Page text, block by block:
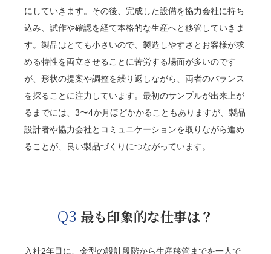
にしていきます。その後、完成した設備を協力会社に持ち
込み、試作や確認を経て本格的な生産へと移管していきま
す。製品はとても小さいので、製造しやすさとお客様が求
める特性を両立させることに苦労する場面が多いのです
が、形状の提案や調整を繰り返しながら、両者のバランス
を探ることに注力しています。最初のサンプルが出来上が
るまでには、3〜4か月ほどかかることもありますが、製品
設計者や協力会社とコミュニケーションを取りながら進め
ることが、良い製品づくりにつながっています。
Q3 最も印象的な仕事は？
入社2年目に、金型の設計段階から生産移管までを一人で